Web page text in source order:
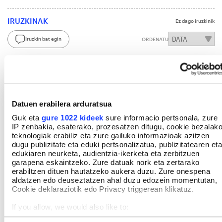
Datuen erabilera arduratsua
Guk eta gure 1022 kideek sure informacio pertsonala, zure
IP zenbakia, esaterako, prozesatzen ditugu, cookie bezalako
teknologiak erabiliz eta zure gailuko informazioak azitzen
dugu publizitate eta eduki pertsonalizatua, publizitatearen eta
edukiaren neurketa, audientzia-ikerketa eta zerbitzuen
garapena eskaintzeko. Zure datuak nork eta zertarako
erabiltzen dituen hautatzeko aukera duzu. Zure onespena
aldatzen edo deuseztatzen ahal duzu edozein momentutan,
Cookie deklaraziotik edo Privacy triggerean klikatuz.
If you allow, we would also like to:
Collect information about your geographical location
IRUZKINAK Ez dago iruzkinik
Iruzkin bat egin ORDENATU